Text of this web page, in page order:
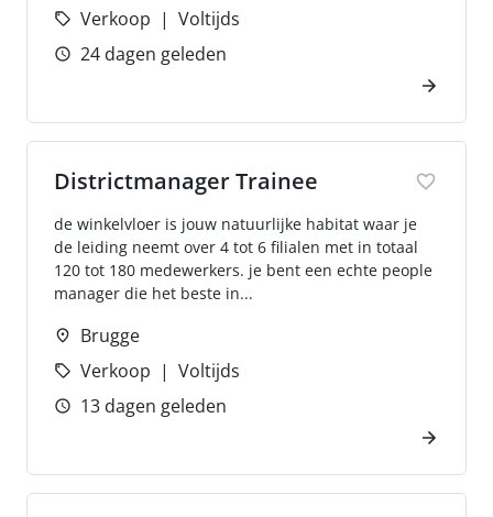
Verkoop
Voltijds
24 dagen geleden
Districtmanager Trainee
de winkelvloer is jouw natuurlijke habitat waar je
de leiding neemt over 4 tot 6 filialen met in totaal
120 tot 180 medewerkers. je bent een echte people
manager die het beste in...
Brugge
Verkoop
Voltijds
13 dagen geleden